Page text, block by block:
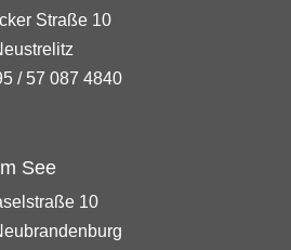
Straße 10
/ 57 087 4840
See
10